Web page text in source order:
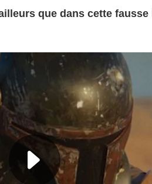
que dans cette fausse